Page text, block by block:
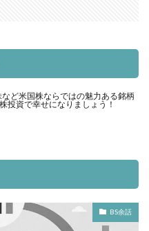
ど米国株ならではの魅力ある銘柄
投資で幸せになりましょう！
BS余話